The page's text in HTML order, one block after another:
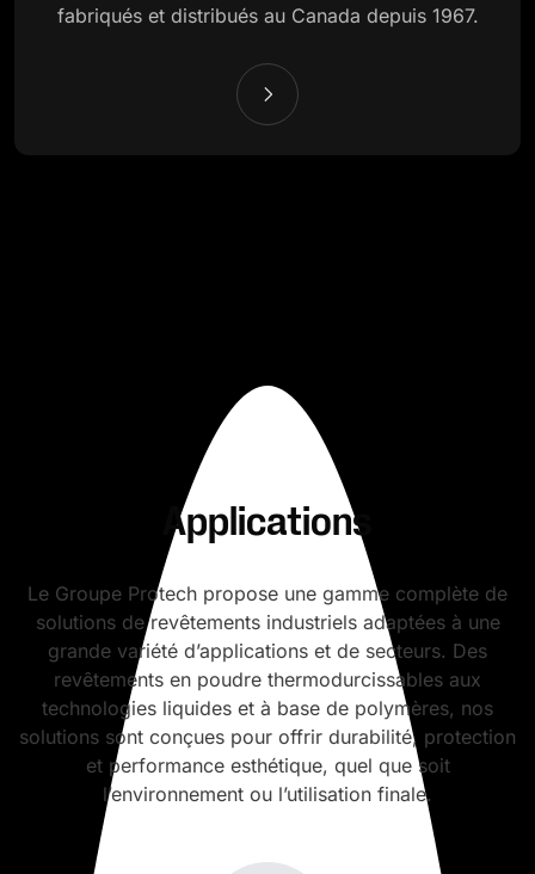
fabriqués et distribués au Canada depuis 1967.
Applications
Le Groupe Protech propose une gamme complète de
solutions de revêtements industriels adaptées à une
grande variété d’applications et de secteurs. Des
revêtements en poudre thermodurcissables aux
technologies liquides et à base de polymères, nos
solutions sont conçues pour offrir durabilité, protection
et performance esthétique, quel que soit
l’environnement ou l’utilisation finale.